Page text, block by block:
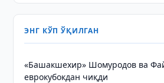
ЭНГ КЎП ЎҚИЛГАН
«Башакшехир» Шомуродов ва
еврокубокдан чиқди